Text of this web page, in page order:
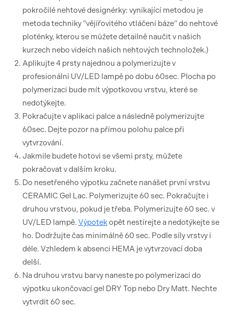
pokročilé nehtové designérky: vynikající metodou je
metoda techniky “vějířovitého vtláčení báze“ do nehtové
ploténky, kterou se můžete detailně naučit v našich
kurzech nebo videích našich nehtových technoložek.)
Aplikujte 4 prsty najednou a polymerizujte v
profesionální UV/LED lampě po dobu 60sec. Plocha po
polymerizaci bude mít výpotkovou vrstvu, které se
nedotýkejte.
Pokračujte v aplikaci palce a následně polymerizujte
60sec. Dejte pozor na přímou polohu palce při
vytvrzování.
Jakmile budete hotovi se všemi prsty, můžete
pokračovat v dalším kroku.
Do nesetřeného výpotku začnete nanášet první vrstvu
CERAMIC Gel Lac. Polymerizujte 60 sec. Pokračujte i
druhou vrstvou, pokud je třeba. Polymerizujte 60 sec. v
UV/LED lampě. Výpotekopět nestírejte a nedotýkejte se
ho. Dodržujte čas minimálně 60 sec. Podle síly vrstvy i
déle. Vzhledem k absenci HEMA je vytvrzovací doba
delší.
Na druhou vrstvu barvy naneste po polymerizaci do
výpotku ukončovací gel DRY Top nebo Dry Matt. Nechte
vytvrdit 60 sec.